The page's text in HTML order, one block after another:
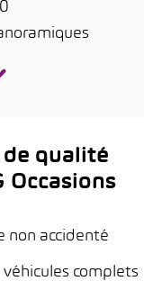
de qualité
Occasions
non accidenté
véhicules complets